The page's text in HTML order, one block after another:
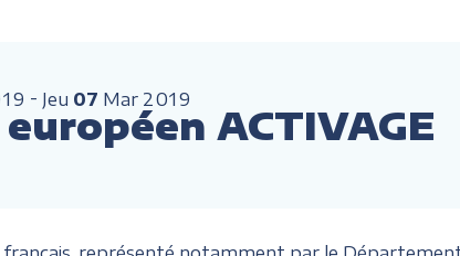
Jeu 07 Mar 2019
ACTIVAGE